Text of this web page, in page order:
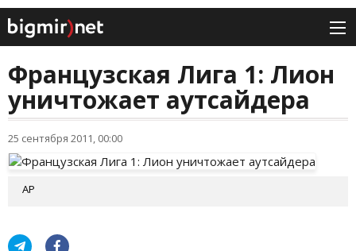
Французская Лига 1: Лион
уничтожает аутсайдера
25 сентября 2011, 00:00
АР